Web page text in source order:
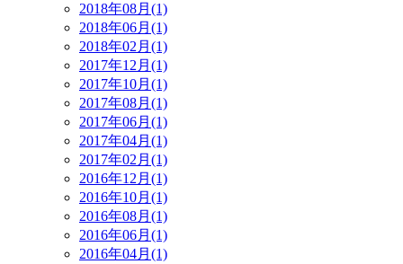
2018年08月(1)
2018年06月(1)
2018年02月(1)
2017年12月(1)
2017年10月(1)
2017年08月(1)
2017年06月(1)
2017年04月(1)
2017年02月(1)
2016年12月(1)
2016年10月(1)
2016年08月(1)
2016年06月(1)
2016年04月(1)